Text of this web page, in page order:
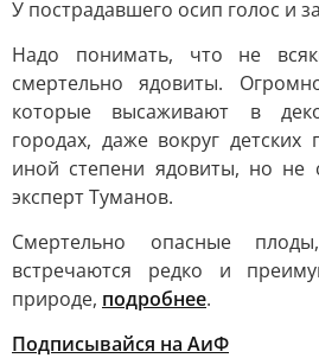
У пострадавшего осип голос и
Надо понимать, что не
смертельно ядовиты.
которые высаживают в
городах, даже вокруг
иной степени ядовиты, но не
эксперт Туманов.
Смертельно опасные
встречаются редко и
природе, подробнее.
Подписывайся на АиФ